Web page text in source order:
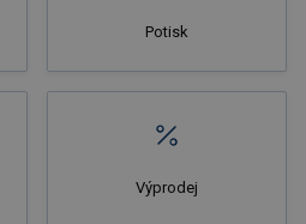
Potisk
Výprodej